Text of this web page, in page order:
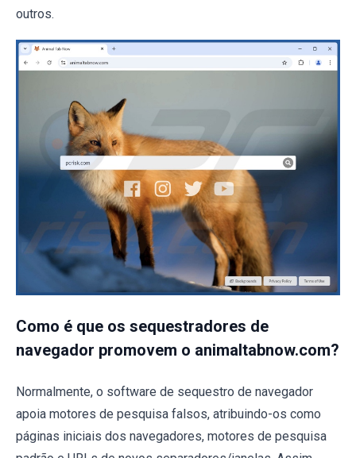
outros.
Como é que os sequestradores de
navegador promovem o animaltabnow.com?
Normalmente, o software de sequestro de navegador
apoia motores de pesquisa falsos, atribuindo-os como
páginas iniciais dos navegadores, motores de pesquisa